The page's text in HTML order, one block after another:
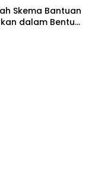
Skema Bantuan
dalam Bentuk